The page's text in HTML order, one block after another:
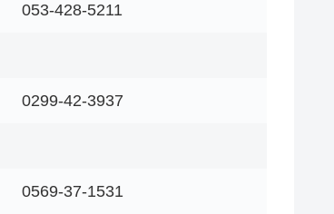
053-428-5211
0299-42-3937
0569-37-1531